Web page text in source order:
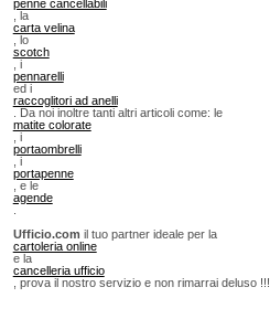
penne cancellabili
, la
carta velina
, lo
scotch
, i
pennarelli
ed i
raccoglitori ad anelli
. Da noi inoltre tanti altri articoli come: le
matite colorate
, i
portaombrelli
, i
portapenne
, e le
agende
Ufficio.com il tuo partner ideale per la
cartoleria online
e la
cancelleria ufficio
, prova il nostro servizio e non rimarrai deluso !!!